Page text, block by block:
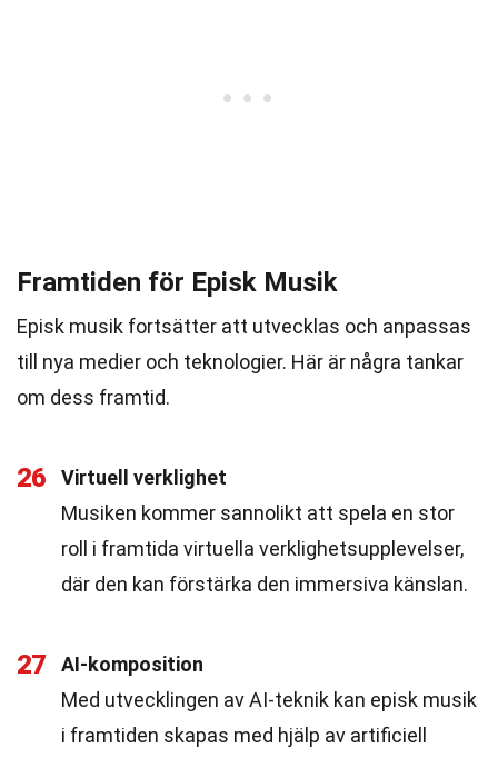
Framtiden för Episk Musik
Episk musik fortsätter att utvecklas och anpassas
till nya medier och teknologier. Här är några tankar
om dess framtid.
26
Virtuell verklighet
Musiken kommer sannolikt att spela en stor
roll i framtida virtuella verklighetsupplevelser,
där den kan förstärka den immersiva känslan.
27
AI-komposition
Med utvecklingen av AI-teknik kan episk musik
i framtiden skapas med hjälp av artificiell